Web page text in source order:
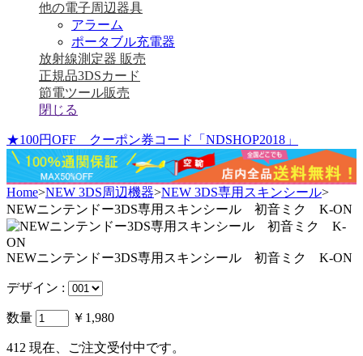
他の電子周辺器具
アラーム
ポータブル充電器
放射線測定器 販売
正規品3DSカード
節電ツール販売
閉じる
★100円OFF クーポン券コード「NDSHOP2018」
Home>NEW 3DS周辺機器>NEW 3DS専用スキンシール>
NEWニンテンドー3DS専用スキンシール 初音ミク K-ON
NEWニンテンドー3DS専用スキンシール 初音ミク K-ON
デザイン :
数量 ￥1,980
412 現在、ご注文受付中です。